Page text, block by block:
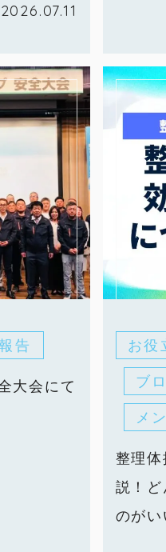
2026.07.11
告
大会にて
お役
ブ
メ
整理
説！ど
のがい